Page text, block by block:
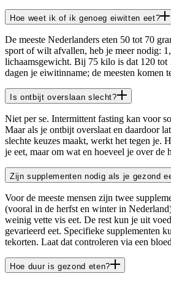
Hoe weet ik of ik genoeg eiwitten eet?
De meeste Nederlanders eten 50 tot 70
sport of wilt afvallen, heb je meer nodig:
lichaamsgewicht. Bij 75 kilo is dat 120 tot
dagen je eiwitinname; de meesten komen
Is ontbijt overslaan slecht?
Niet per se. Intermittent fasting kan voor
Maar als je ontbijt overslaat en daardoor
slechte keuzes maakt, werkt het tegen je.
je eet, maar om wat en hoeveel je over de
Zijn supplementen nodig als je gezond
Voor de meeste mensen zijn twee
(vooral in de herfst en winter in
weinig vette vis eet. De rest kun je uit
gevarieerd eet. Specifieke supplementen
tekorten. Laat dat controleren via een
Hoe duur is gezond eten?